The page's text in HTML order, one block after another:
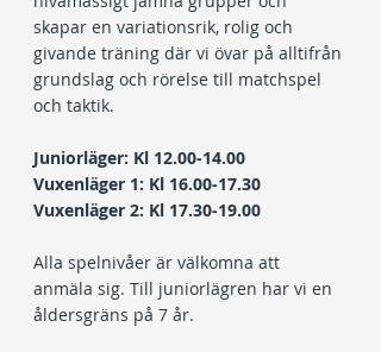
skapar en variationsrik, rolig och
givande träning där vi övar på alltifrån
grundslag och rörelse till matchspel
och taktik.
Juniorläger: Kl 12.00-14.00
Vuxenläger 1: Kl 16.00-17.30
Vuxenläger 2: Kl 17.30-19.00
Alla spelnivåer är välkomna att
anmäla sig. Till juniorlägren har vi en
åldersgräns på 7 år.